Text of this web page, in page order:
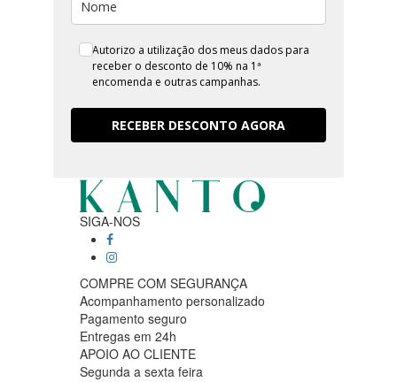
Autorizo a utilização dos meus dados para
receber o desconto de 10% na 1ª
encomenda e outras campanhas.
RECEBER DESCONTO AGORA
SIGA-NOS
COMPRE COM SEGURANÇA
Acompanhamento personalizado
Pagamento seguro
Entregas em 24h
APOIO AO CLIENTE
Segunda a sexta feira